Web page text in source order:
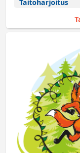
Taitoharjoitus